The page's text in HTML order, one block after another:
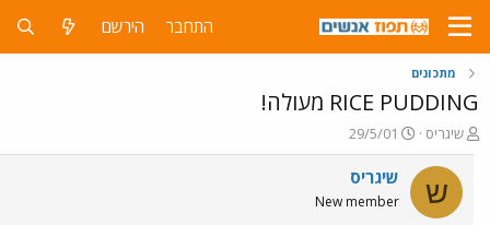
התחבר הירשם
מתכונים
RICE PUDDING מעולה!
פ
ו
ת
ח
ה
שיגריס
פ
ו
ר
ם
29/5/01
ש שיגריס
New member